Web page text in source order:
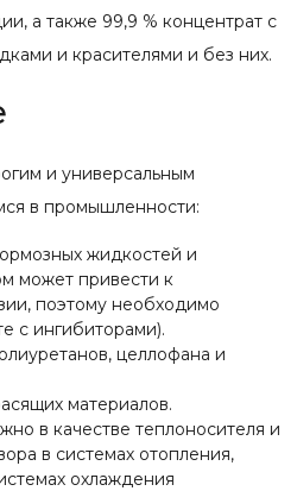
а также 99,9 % концентрат с
и красителями и без них.
и универсальным
в промышленности:
жидкостей и
может привести к
поэтому необходимо
с ингибиторами).
целлофана и
материалов.
в качестве теплоносителя и
в системах отопления,
охлаждения